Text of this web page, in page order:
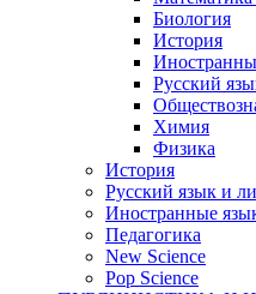
Биология
История
Русский
Химия
Физика
История
Русский язык и
Иностранные
Педагогика
New Science
Pop Science